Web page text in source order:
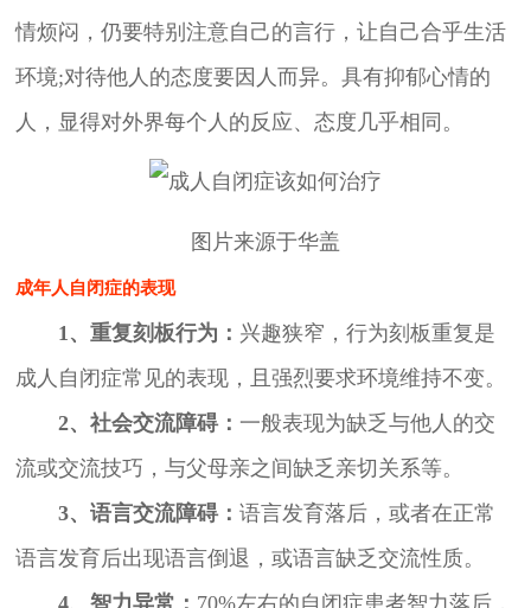
情烦闷，仍要特别注意自己的言行，让自己合乎生活
环境;对待他人的态度要因人而异。具有抑郁心情的
人，显得对外界每个人的反应、态度几乎相同。
图片来源于华盖
成年人自闭症的表现
1、重复刻板行为： 兴趣狭窄，行为刻板重复是
成人自闭症常见的表现，且强烈要求环境维持不变。
2、社会交流障碍： 一般表现为缺乏与他人的交
流或交流技巧，与父母亲之间缺乏亲切关系等。
3、语言交流障碍： 语言发育落后，或者在正常
语言发育后出现语言倒退，或语言缺乏交流性质。